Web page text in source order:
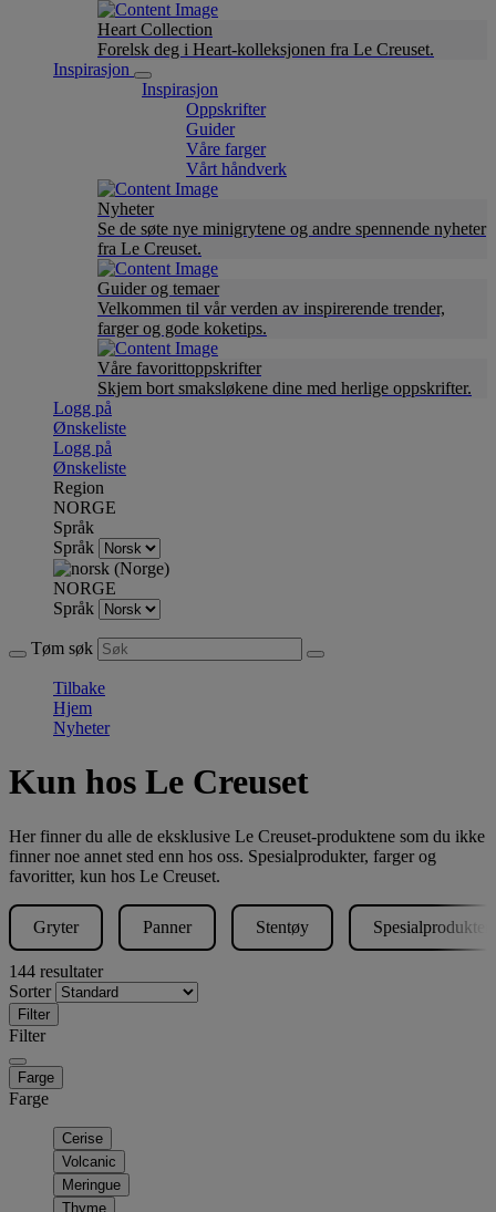
Heart Collection
Forelsk deg i Heart-kolleksjonen fra Le Creuset.
Inspirasjon
Inspirasjon
Oppskrifter
Guider
Våre farger
Vårt håndverk
Nyheter
Se de søte nye minigrytene og andre spennende nyheter
fra Le Creuset.
Guider og temaer
Velkommen til vår verden av inspirerende trender,
farger og gode koketips.
Våre favorittoppskrifter
Skjem bort smaksløkene dine med herlige oppskrifter.
Logg på
Ønskeliste
Logg på
Ønskeliste
Region
NORGE
Språk
Språk
NORGE
Språk
Tøm søk
Tilbake
Hjem
Nyheter
Kun hos Le Creuset
Her finner du alle de eksklusive Le Creuset-produktene som du ikke
finner noe annet sted enn hos oss. Spesialprodukter, farger og
favoritter, kun hos Le Creuset.
Gryter Panner Stentøy Spesialprodukter
144 resultater
Sorter
Filter
Filter
Farge
Farge
Cerise
Volcanic
Meringue
Thyme